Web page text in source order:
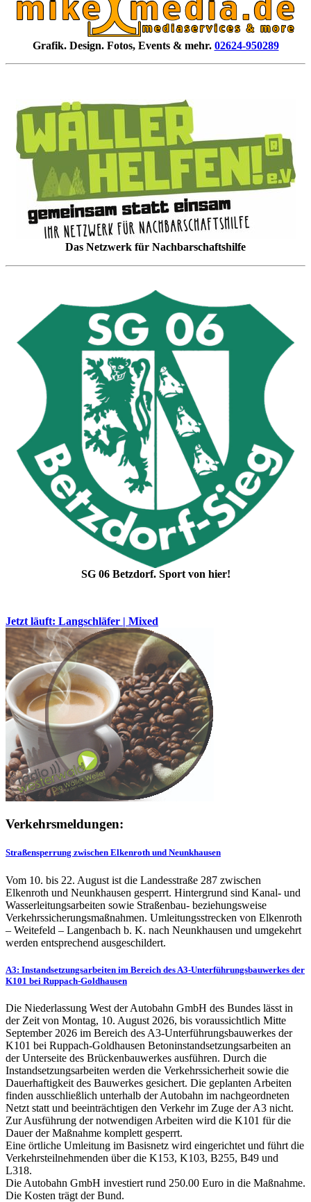
Grafik. Design. Fotos, Events & mehr. 02624-950289
Das Netzwerk für Nachbarschaftshilfe
SG 06 Betzdorf. Sport von hier!
Jetzt läuft: Langschläfer | Mixed
Verkehrsmeldungen:
Straßensperrung zwischen Elkenroth und Neunkhausen
Vom 10. bis 22. August ist die Landesstraße 287 zwischen
Elkenroth und Neunkhausen gesperrt. Hintergrund sind Kanal- und
Wasserleitungsarbeiten sowie Straßenbau- beziehungsweise
Verkehrssicherungsmaßnahmen. Umleitungsstrecken von Elkenroth
– Weitefeld – Langenbach b. K. nach Neunkhausen und umgekehrt
werden entsprechend ausgeschildert.
A3: Instandsetzungsarbeiten im Bereich des A3-Unterführungsbauwerkes der
K101 bei Ruppach-Goldhausen
Die Niederlassung West der Autobahn GmbH des Bundes lässt in
der Zeit von Montag, 10. August 2026, bis voraussichtlich Mitte
September 2026 im Bereich des A3-Unterführungsbauwerkes der
K101 bei Ruppach-Goldhausen Betoninstandsetzungsarbeiten an
der Unterseite des Brückenbauwerkes ausführen. Durch die
Instandsetzungsarbeiten werden die Verkehrssicherheit sowie die
Dauerhaftigkeit des Bauwerkes gesichert. Die geplanten Arbeiten
finden ausschließlich unterhalb der Autobahn im nachgeordneten
Netzt statt und beeinträchtigen den Verkehr im Zuge der A3 nicht.
Zur Ausführung der notwendigen Arbeiten wird die K101 für die
Dauer der Maßnahme komplett gesperrt.
Eine örtliche Umleitung im Basisnetz wird eingerichtet und führt die
Verkehrsteilnehmenden über die K153, K103, B255, B49 und
L318.
Die Autobahn GmbH investiert rund 250.00 Euro in die Maßnahme.
Die Kosten trägt der Bund.